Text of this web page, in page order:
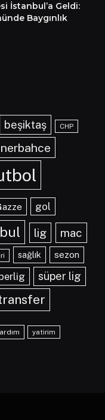
İstanbul’a Geldi:
Baygınlık
beşiktaş CHP
gol
lig mac
sağlık sezon
süper lig
yatirim